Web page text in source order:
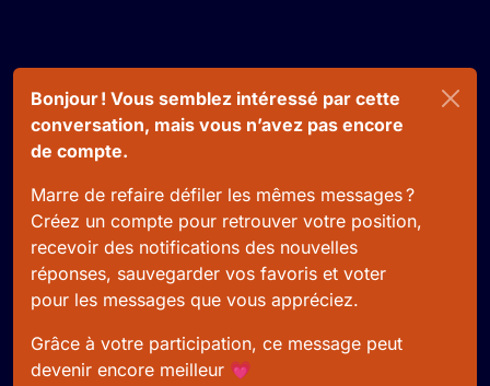
Bonjour ! Vous semblez intéressé par cette
conversation, mais vous n’avez pas encore
de compte.
Marre de refaire défiler les mêmes messages ?
Créez un compte pour retrouver votre position,
recevoir des notifications des nouvelles
réponses, sauvegarder vos favoris et voter
pour les messages que vous appréciez.
Grâce à votre participation, ce message peut
devenir encore meilleur 💗